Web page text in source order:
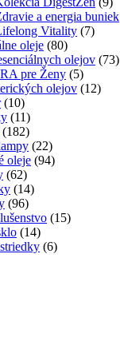
a energia buniek
Vitality (7)
oleje (80)
olejov (73)
pre Ženy (5)
olejov (12)
(10)
(11)
(182)
(22)
oleje (94)
(62)
(14)
(96)
(15)
(14)
(6)